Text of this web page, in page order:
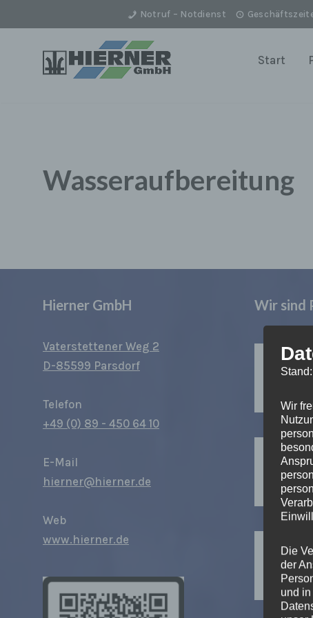
springen
Notruf – Notdienst
Start
Wasseraufbereitung
Hierner GmbH
Vaterstettener Weg 2
D-85599 Parsdorf
Telefon
+49 (0) 89 - 450 64 10
E-Mail
hierner@hierner.de
Web
www.hierner.de
Wir sind
Wir
Die
der
und